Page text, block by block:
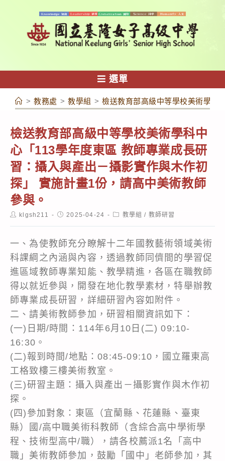
容
選單
> 教務處 > 教學組 > 檢送教育部高級中等學校美術學科
檢送教育部高級中等學校美術學科中
心「113學年度東區 教師專業成長研
習：攝入與產出－攝影實作與木作初
探」 實施計畫1份，請高中美術教師
參與。
Postklgsh211
Post2025-04-24
Post教學組 / 教師研習
一、為使教師充分瞭解十二年國教藝術領域美術
科課綱之內涵與內容，透過教師同儕間的學習促
進區域教師專業知能、教學精進，各區在職教師
得以就近參與，開發在地化教學素材，特舉辦教
師專業成長研習，詳細研習內容如附件。
二、請美術教師參加，研習相關資訊如下：
(一)日期/時間：114年6月10日(二) 09:10-
16:30。
(二)報到時間/地點：08:45-09:10，國立羅東高
工格致樓三樓美術教室。
(三)研習主題：攝入與產出－攝影實作與木作初
探。
(四)參加對象：東區（宜蘭縣、花蓮縣、臺東
縣）國/高中職美術科教師（含綜合高中學術學
程、技術型高中/職），請各校薦派1名「高中
職」美術教師參加，鼓勵「國中」老師參加，其